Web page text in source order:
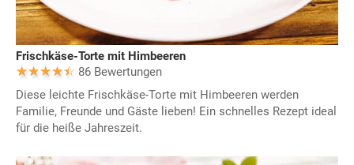
Frischkäse-Torte mit Himbeeren
86 Bewertungen
Diese leichte Frischkäse-Torte mit Himbeeren werden
Familie, Freunde und Gäste lieben! Ein schnelles Rezept ideal
für die heiße Jahreszeit.